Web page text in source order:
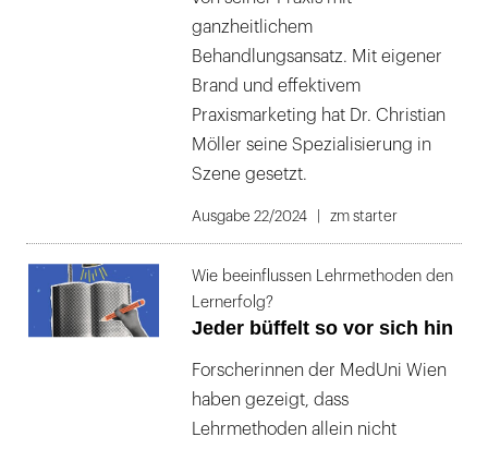
ganzheitlichem
Behandlungsansatz. Mit eigener
Brand und effektivem
Praxismarketing hat Dr. Christian
Möller seine Spezialisierung in
Szene gesetzt.
Ausgabe 22/2024 zm starter
Wie beeinflussen Lehrmethoden den
Lernerfolg?
Jeder büffelt so vor sich hin
Forscherinnen der MedUni Wien
haben gezeigt, dass
Lehrmethoden allein nicht